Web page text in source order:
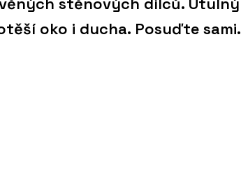
oko i ducha. Posuďte sami.